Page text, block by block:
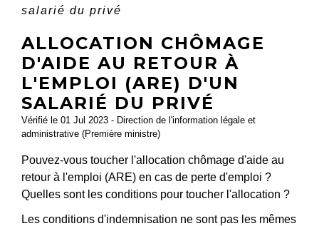
salarié du privé
ALLOCATION CHÔMAGE
D'AIDE AU RETOUR À
L'EMPLOI (ARE) D'UN
SALARIÉ DU PRIVÉ
Vérifié le 01 Jul 2023 - Direction de l'information légale et
administrative (Première ministre)
Pouvez-vous toucher l'allocation chômage d'aide au
retour à l'emploi (ARE) en cas de perte d'emploi ?
Quelles sont les conditions pour toucher l'allocation ?
Les conditions d'indemnisation ne sont pas les mêmes